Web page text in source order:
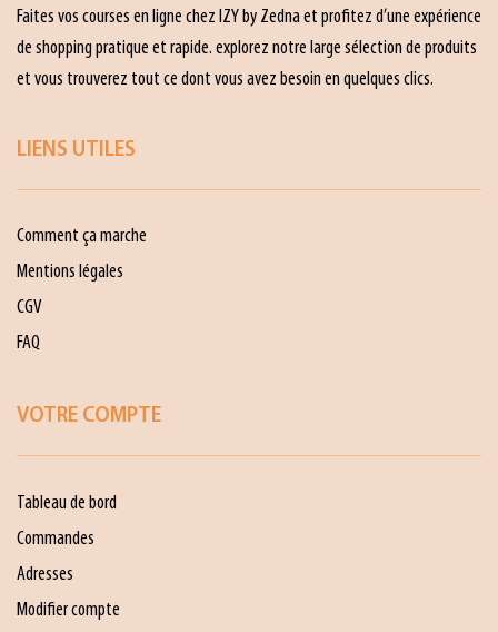
Faites vos courses en ligne chez IZY by Zedna et profitez d’une expérience
de shopping pratique et rapide. explorez notre large sélection de produits
et vous trouverez tout ce dont vous avez besoin en quelques clics.
LIENS UTILES
Comment ça marche
Mentions légales
CGV
FAQ
VOTRE COMPTE
Tableau de bord
Commandes
Adresses
Modifier compte